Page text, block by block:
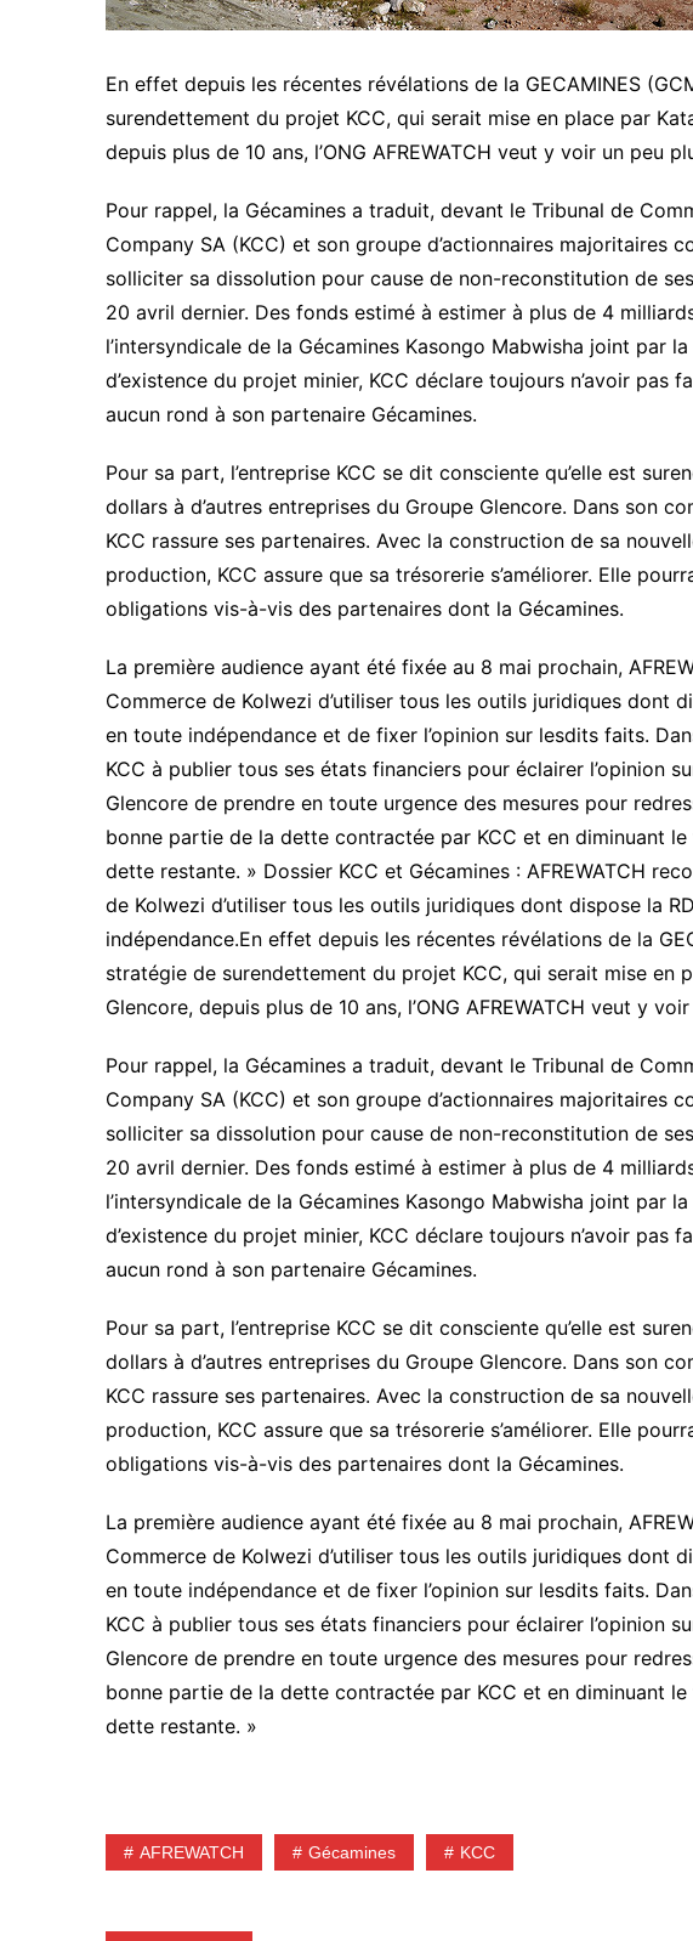
En effet depuis les récentes révélations de la GECAMINES
surendettement du projet KCC, qui serait mise en place par
depuis plus de 10 ans, l’ONG AFREWATCH veut y voir un peu
Pour rappel, la Gécamines a traduit, devant le Tribunal de
Company SA (KCC) et son groupe d’actionnaires majoritaires
solliciter sa dissolution pour cause de non-reconstitution de
20 avril dernier. Des fonds estimé à estimer à plus de 4
l’intersyndicale de la Gécamines Kasongo Mabwisha joint par
d’existence du projet minier, KCC déclare toujours n’avoir pas
aucun rond à son partenaire Gécamines.
Pour sa part, l’entreprise KCC se dit consciente qu’elle est
dollars à d’autres entreprises du Groupe Glencore. Dans son
KCC rassure ses partenaires. Avec la construction de sa
production, KCC assure que sa trésorerie s’améliorer. Elle
obligations vis-à-vis des partenaires dont la Gécamines.
La première audience ayant été fixée au 8 mai prochain,
Commerce de Kolwezi d’utiliser tous les outils juridiques dont
en toute indépendance et de fixer l’opinion sur lesdits faits.
KCC à publier tous ses états financiers pour éclairer l’opinion
Glencore de prendre en toute urgence des mesures pour
bonne partie de la dette contractée par KCC et en diminuant
dette restante. » Dossier KCC et Gécamines : AFREWATCH
de Kolwezi d’utiliser tous les outils juridiques dont dispose la
indépendance.En effet depuis les récentes révélations de la
stratégie de surendettement du projet KCC, qui serait mise en
Glencore, depuis plus de 10 ans, l’ONG AFREWATCH veut y
Pour rappel, la Gécamines a traduit, devant le Tribunal de
Company SA (KCC) et son groupe d’actionnaires majoritaires
solliciter sa dissolution pour cause de non-reconstitution de
20 avril dernier. Des fonds estimé à estimer à plus de 4
l’intersyndicale de la Gécamines Kasongo Mabwisha joint par
d’existence du projet minier, KCC déclare toujours n’avoir pas
aucun rond à son partenaire Gécamines.
Pour sa part, l’entreprise KCC se dit consciente qu’elle est
dollars à d’autres entreprises du Groupe Glencore. Dans son
KCC rassure ses partenaires. Avec la construction de sa
production, KCC assure que sa trésorerie s’améliorer. Elle
obligations vis-à-vis des partenaires dont la Gécamines.
La première audience ayant été fixée au 8 mai prochain,
Commerce de Kolwezi d’utiliser tous les outils juridiques dont
en toute indépendance et de fixer l’opinion sur lesdits faits.
KCC à publier tous ses états financiers pour éclairer l’opinion
Glencore de prendre en toute urgence des mesures pour
bonne partie de la dette contractée par KCC et en diminuant
dette restante. »
AFREWATCH Gécamines KCC